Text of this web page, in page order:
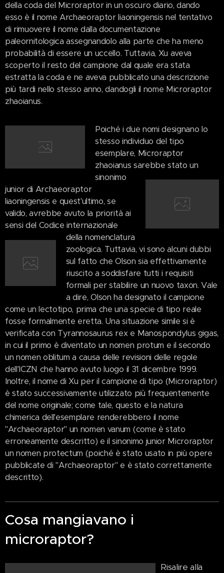
della coda del Microraptor in un oscuro diario, dando
esso è il nome Archaeoraptor liaoningensis nel tentativo
di rimuovere il nome dalla documentazione
paleornitologica assegnandolo alla parte che ha meno
probabilità di essere un uccello. Tuttavia, Xu aveva
scoperto il resto del campione dal quale era stata
estratta la coda e ne aveva pubblicato una descrizione
più tardi nello stesso anno, dandogli il nome Microraptor
zhaoianus.
Poiché i due nomi designano lo
stesso individuo del tipo
esemplare, Microraptor
zhaoianus sarebbe stato un
sinonimo
junior di Archaeoraptor
liaoningensis e quest'ultimo, se
valido, avrebbe avuto la priorità ai
sensi del Codice internazionale
della nomenclatura
zoologica. Tuttavia, vi sono alcuni dubbi
sul fatto che Olson sia effettivamente
riuscito a soddisfare tutti i requisiti
formali per stabilire un nuovo taxon. Vale
a dire, Olson ha designato il campione
come un lectotipo, prima che una specie di tipo reale
fosse formalmente eretta. Una situazione simile si è
verificata con Tyrannosaurus rex e Manospondylus gigas,
in cui il primo è diventato un nomen protum e il secondo
un nomen oblitum a causa delle revisioni delle regole
dell'ICZN che hanno avuto luogo il 31 dicembre 1999.
Inoltre, il nome di Xu per il campione di tipo (Microraptor)
è stato successivamente utilizzato più frequentemente
del nome originale; come tale, questo e la natura
chimerica dell'esemplare renderebbero il nome
"Archaeoraptor" un nomen vanum (come è stato
erroneamente descritto) e il sinonimo junior Microraptor
un nomen protectum (poiché è stato usato in più opere
pubblicate di "Archaeoraptor" e è stato correttamente
descritto).
Cosa mangiavano i
microraptor?
Risalire alla